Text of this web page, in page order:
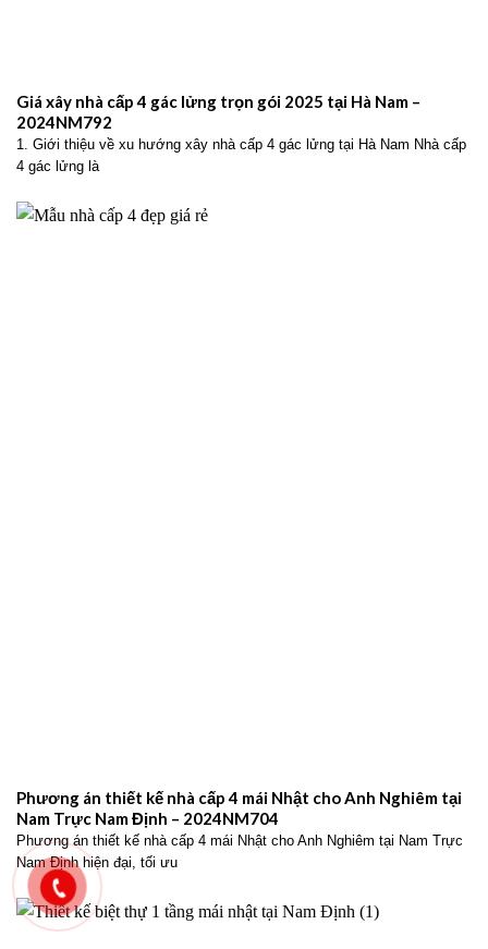
Giá xây nhà cấp 4 gác lửng trọn gói 2025 tại Hà Nam –
2024NM792
1. Giới thiệu về xu hướng xây nhà cấp 4 gác lửng tại Hà Nam Nhà cấp
4 gác lửng là
Phương án thiết kế nhà cấp 4 mái Nhật cho Anh Nghiêm tại
Nam Trực Nam Định – 2024NM704
Phương án thiết kế nhà cấp 4 mái Nhật cho Anh Nghiêm tại Nam Trực
Nam Định hiện đại, tối ưu